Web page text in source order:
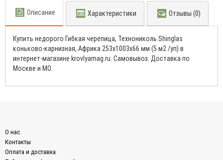
Описание Характеристики Отзывы (0)
Купить недорого Гибкая черепица, Технониколь Shinglas
коньково-карнизная, Африка 253x1003x66 мм (5 м2 /уп) в
интернет-магазине krovlyamag.ru. Самовывоз. Доставка по
Москве и МО.
О нас
Контакты
Оплата и доставка